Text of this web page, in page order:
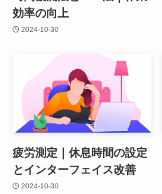
効率の向上
2024-10-30
疲労測定｜休息時間の設定
とインターフェイス改善
2024-10-30